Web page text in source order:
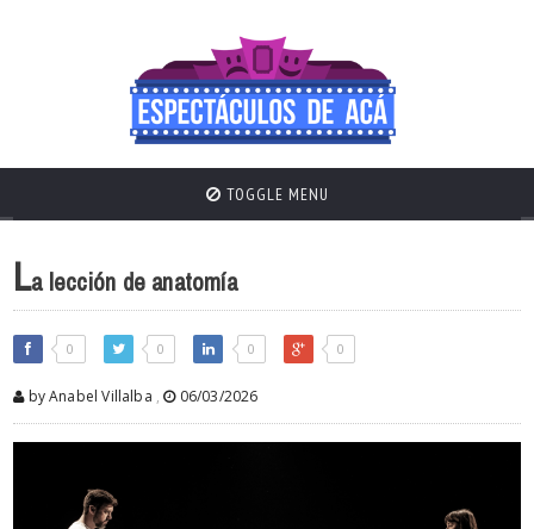
TOGGLE MENU
La lección de anatomía
0 0 0 0
by Anabel Villalba , 06/03/2026